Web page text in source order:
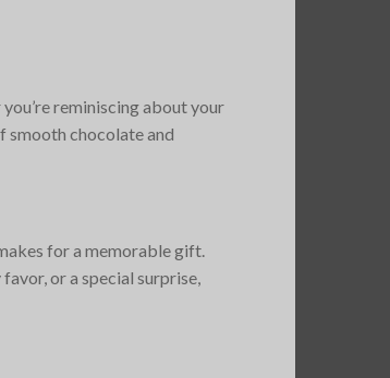
reminiscing about your
smooth chocolate and
for a memorable gift.
or a special surprise,